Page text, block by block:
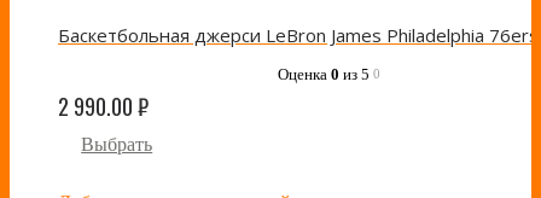
Оценка 0 из 5 0
2 990.00₽
Выбрать